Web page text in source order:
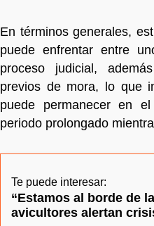
En términos generales,
puede enfrentar entre
proceso judicial,
previos de mora, lo que
puede permanecer en
periodo prolongado
Te puede interesar:
“Estamos al borde de
avicultores alertan